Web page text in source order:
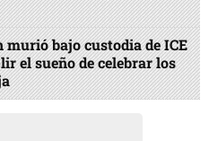
murió bajo custodia de ICE
el sueño de celebrar los